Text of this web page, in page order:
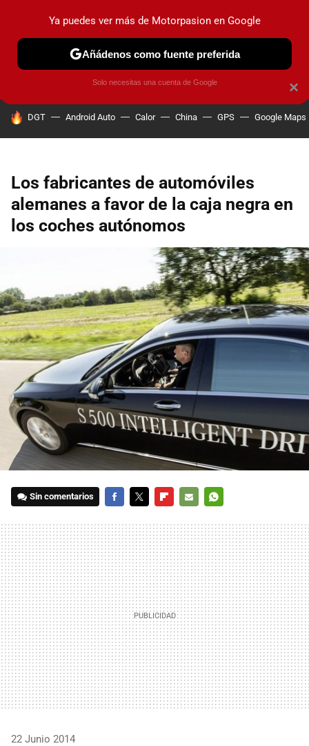
PRUEBAS COCHES ELÉCTRICOS OBSERVATORIO
HOY SE HABLA DE
DGT Android Auto Calor China GPS Google Maps
Los fabricantes de automóviles
alemanes a favor de la caja negra en
los coches autónomos
Sin comentarios
MAIL
22 Junio 2014
×
Ya puedes ver más de Motorpasion en Google
Añádenos como fuente preferida
Solo necesitas una cuenta de Google